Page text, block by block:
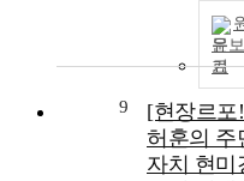
문보
기
9
[현장르포!
허훈의 주
자치 현미